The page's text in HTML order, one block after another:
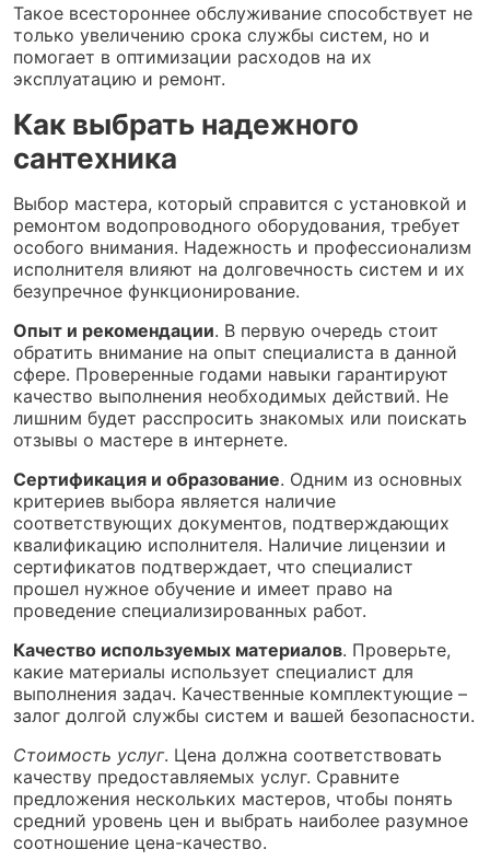
Такое всестороннее обслуживание способствует не
только увеличению срока службы систем, но и
помогает в оптимизации расходов на их
эксплуатацию и ремонт.
Как выбрать надежного
сантехника
Выбор мастера, который справится с установкой и
ремонтом водопроводного оборудования, требует
особого внимания. Надежность и профессионализм
исполнителя влияют на долговечность систем и их
безупречное функционирование.
Опыт и рекомендации. В первую очередь стоит
обратить внимание на опыт специалиста в данной
сфере. Проверенные годами навыки гарантируют
качество выполнения необходимых действий. Не
лишним будет расспросить знакомых или поискать
отзывы о мастере в интернете.
Сертификация и образование. Одним из основных
критериев выбора является наличие
соответствующих документов, подтверждающих
квалификацию исполнителя. Наличие лицензии и
сертификатов подтверждает, что специалист
прошел нужное обучение и имеет право на
проведение специализированных работ.
Качество используемых материалов. Проверьте,
какие материалы использует специалист для
выполнения задач. Качественные комплектующие –
залог долгой службы систем и вашей безопасности.
Стоимость услуг. Цена должна соответствовать
качеству предоставляемых услуг. Сравните
предложения нескольких мастеров, чтобы понять
средний уровень цен и выбрать наиболее разумное
соотношение цена-качество.